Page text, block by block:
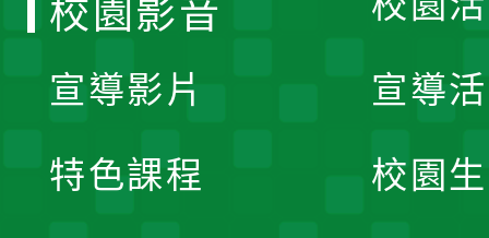
宣導
校園
校園影音
宣導影片
特色課程